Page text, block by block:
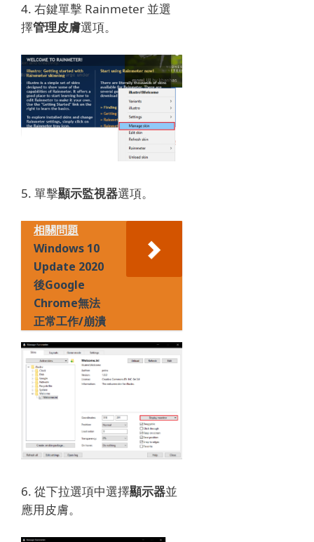
4. 右鍵單擊 Rainmeter 並選
擇管理皮膚選項。
5. 單擊顯示監視器選項。
相關問題
Windows 10
Update 2020
後Google
Chrome無法
正常工作/崩潰
6. 從下拉選項中選擇顯示器並
應用皮膚。